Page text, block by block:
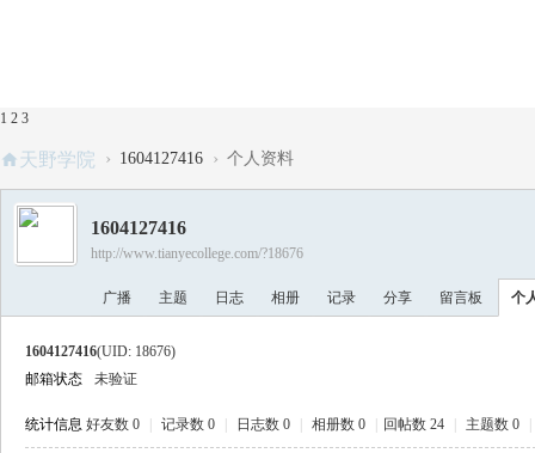
1 2 3
天野学院 › 1604127416 › 个人资料
1604127416
http://www.tianyecollege.com/?18676
广播 主题 日志 相册 记录 分享 留言板 个
1604127416(UID: 18676)
邮箱状态
未验证
统计信息 好友数 0 记录数 0 日志数 0 相册数 0 回帖数 24 主题数 0